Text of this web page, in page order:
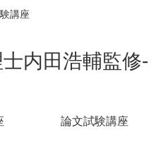
講座
内田浩輔監修-
論文試験講座